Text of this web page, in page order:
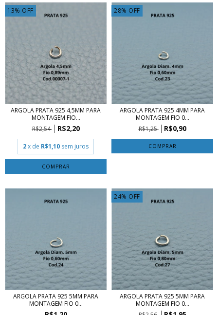
13% OFF
ARGOLA PRATA 925 4,5MM PARA
MONTAGEM FIO...
R$2,54
R$2,20
2x de R$1,10 sem juros
COMPRAR
28% OFF
ARGOLA PRATA 925 4MM PARA
MONTAGEM FIO 0...
R$1,25
R$0,90
COMPRAR
ARGOLA PRATA 925 5MM PARA
MONTAGEM FIO 0...
24% OFF
ARGOLA PRATA 925 5MM PARA
MONTAGEM FIO 0...